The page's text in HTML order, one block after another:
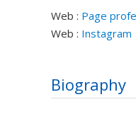
Web : Page
Web : Instagram
Biography